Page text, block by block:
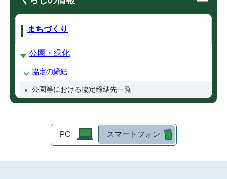
まちづくり
公園・緑化
協定の締結
公園等における協定締結先一覧
PC スマートフォン